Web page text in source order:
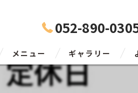
052-890-
メニュー ギャラリー